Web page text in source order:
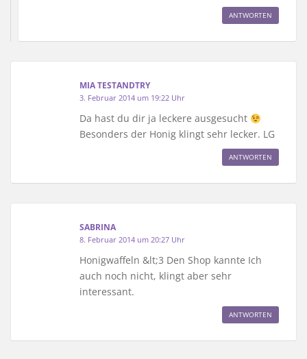
ANTWORTEN
MIA TESTANDTRY
3. Februar 2014 um 19:22 Uhr
Da hast du dir ja leckere ausgesucht
Besonders der Honig klingt sehr lecker. LG
ANTWORTEN
SABRINA
8. Februar 2014 um 20:27 Uhr
Honigwaffeln &lt;3 Den Shop kannte Ich
auch noch nicht, klingt aber sehr
interessant.
ANTWORTEN